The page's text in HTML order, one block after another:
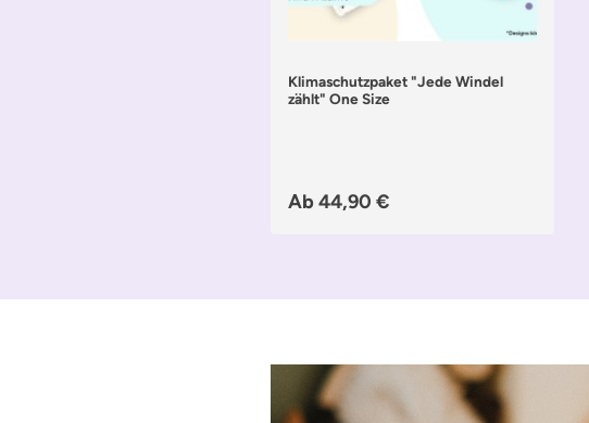
Klimaschutzpaket "Jede Windel
zählt" One Size
Ab44,90 €